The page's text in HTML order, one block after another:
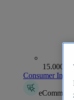
15.000+
Consumer